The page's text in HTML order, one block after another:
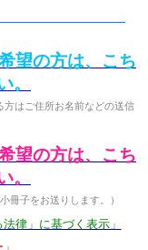
望の方は、こち
方はご住所お名前などの送信
望の方は、こち
冊子をお送りします。）
律」に基づく表示」